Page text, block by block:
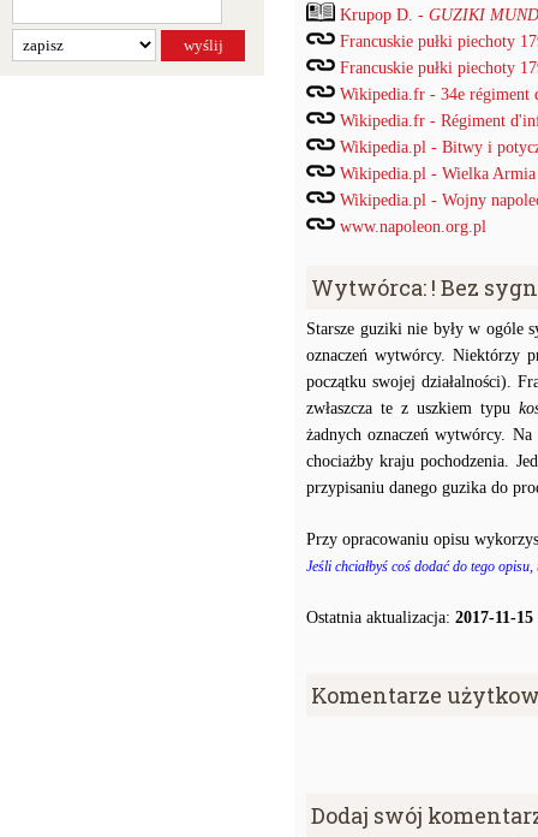
Krupop D. - GUZIKI
Francuskie pułki piechoty
Francuskie pułki piechoty
Wikipedia.fr - 34e régiment
Wikipedia.fr - Régiment
Wikipedia.pl - Bitwy i
Wikipedia.pl - Wielka Armia
Wikipedia.pl - Wojny
www.napoleon.org.pl
Wytwórca: ! Bez
Starsze guziki nie były w ogóle
oznaczeń wytwórcy. Niektórzy
początku swojej działalności).
zwłaszcza te z uszkiem typu
żadnych oznaczeń wytwórcy.
chociażby kraju pochodzenia.
przypisaniu danego guzika do
Przy opracowaniu opisu
Jeśli chciałbyś coś dodać do tego
Ostatnia aktualizacja: 2017-11-15
Komentarze
Dodaj swój